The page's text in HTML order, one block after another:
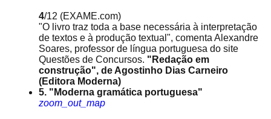
4/12 (EXAME.com)
"O livro traz toda a base necessária à interpretação
de textos e à produção textual", comenta Alexandre
Soares, professor de língua portuguesa do site
Questões de Concursos. "Redação em
construção", de Agostinho Dias Carneiro
(Editora Moderna)
5. "Moderna gramática portuguesa"
zoom_out_map